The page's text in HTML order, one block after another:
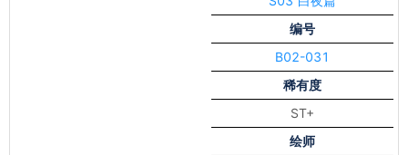
编号
B02-031
稀有度
ST+
绘师